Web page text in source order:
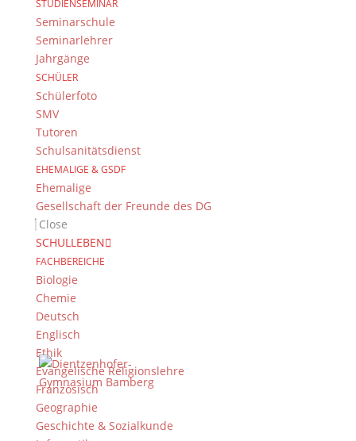
STUDIENSEMINAR
Seminarschule
Seminarlehrer
Jahrgänge
SCHÜLER
Schülerfoto
SMV
Tutoren
Schulsanitätsdienst
EHEMALIGE & GSDF
Ehemalige
Gesellschaft der Freunde des DG
Close
SCHULLEBEN
FACHBEREICHE
Biologie
Chemie
Deutsch
Englisch
Ethik
Evangelische Religionslehre
Französisch
Geographie
Geschichte & Sozialkunde